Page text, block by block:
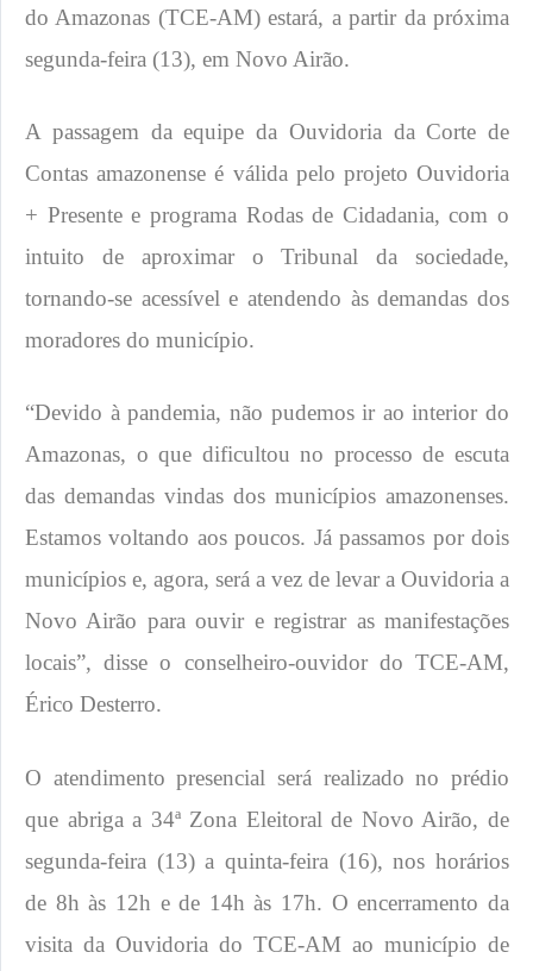
do Amazonas (TCE-AM) estará, a partir da próxima
segunda-feira (13), em Novo Airão.
A passagem da equipe da Ouvidoria da Corte de
Contas amazonense é válida pelo projeto Ouvidoria
+ Presente e programa Rodas de Cidadania, com o
intuito de aproximar o Tribunal da sociedade,
tornando-se acessível e atendendo às demandas dos
moradores do município.
“Devido à pandemia, não pudemos ir ao interior do
Amazonas, o que dificultou no processo de escuta
das demandas vindas dos municípios amazonenses.
Estamos voltando aos poucos. Já passamos por dois
municípios e, agora, será a vez de levar a Ouvidoria a
Novo Airão para ouvir e registrar as manifestações
locais”, disse o conselheiro-ouvidor do TCE-AM,
Érico Desterro.
O atendimento presencial será realizado no prédio
que abriga a 34ª Zona Eleitoral de Novo Airão, de
segunda-feira (13) a quinta-feira (16), nos horários
de 8h às 12h e de 14h às 17h. O encerramento da
visita da Ouvidoria do TCE-AM ao município de